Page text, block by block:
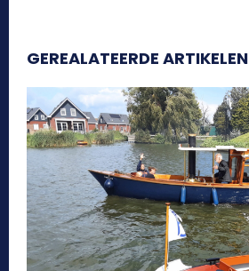
GEREALATEERDE ARTIKELEN